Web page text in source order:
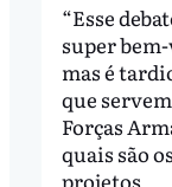
“Esse
super
mas é
que
Forças
quais são os
projetos